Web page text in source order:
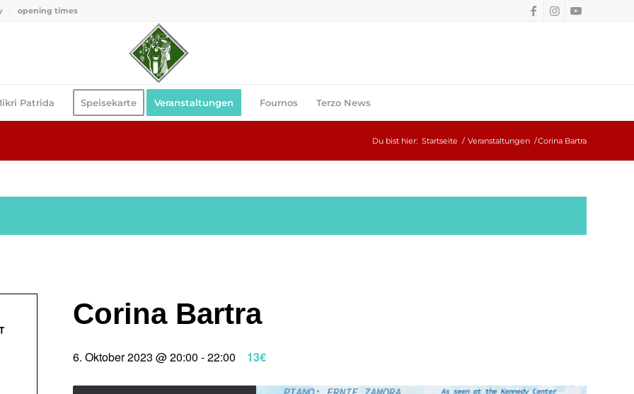
opening times
Patrida Speisekarte Veranstaltungen Fournos Terzo News
Du bist hier: Startseite / Veranstaltungen /Corina Bartra
Corina Bartra
6. Oktober 2023 @ 20:00 -22:00 13€